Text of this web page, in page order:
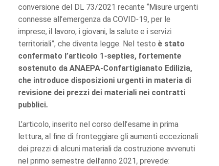
conversione del DL 73/2021 recante “Misure urgenti
connesse all’emergenza da COVID-19, per le
imprese, il lavoro, i giovani, la salute e i servizi
territoriali”, che diventa legge. Nel testo è stato
confermato l’articolo 1-septies, fortemente
sostenuto da ANAEPA-Confartigianato Edilizia,
che introduce disposizioni urgenti in materia di
revisione dei prezzi dei materiali nei contratti
pubblici.
L’articolo, inserito nel corso dell’esame in prima
lettura, al fine di fronteggiare gli aumenti eccezionali
dei prezzi di alcuni materiali da costruzione avvenuti
nel primo semestre dell’anno 2021, prevede: